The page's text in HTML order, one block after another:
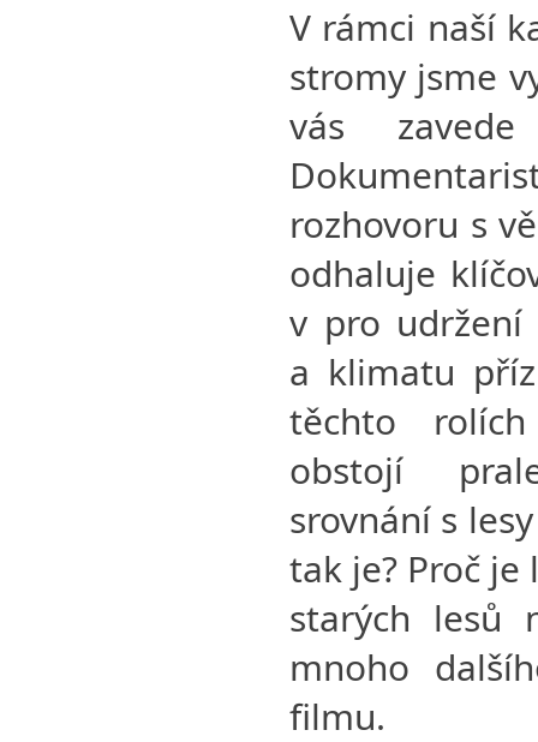
V rámci naší
stromy jsme
vás
rozhovoru s
odhaluje
v pro udržení
a klimatu
těchto
obstojí
srovnání s
tak je? Proč
starých lesů
mnoho
filmu.